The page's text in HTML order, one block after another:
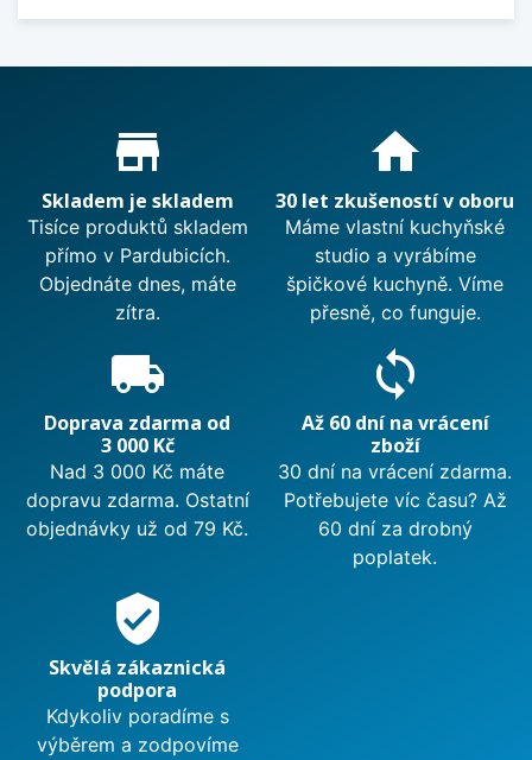
Proč nakupovat u nás?
store_mall_directory
Skladem je skladem
Tisíce produktů skladem
přímo v Pardubicích.
Objednáte dnes, máte
zítra.
home
30 let zkušeností v oboru
Máme vlastní kuchyňské
studio a vyrábíme
špičkové kuchyně. Víme
přesně, co funguje.
local_shipping
Doprava zdarma od
3 000 Kč
Nad 3 000 Kč máte
dopravu zdarma. Ostatní
objednávky už od 79 Kč.
sync
Až 60 dní na vrácení
zboží
30 dní na vrácení zdarma.
Potřebujete víc času? Až
60 dní za drobný
poplatek.
verified_user
Skvělá zákaznická
podpora
Kdykoliv poradíme s
výběrem a zodpovíme